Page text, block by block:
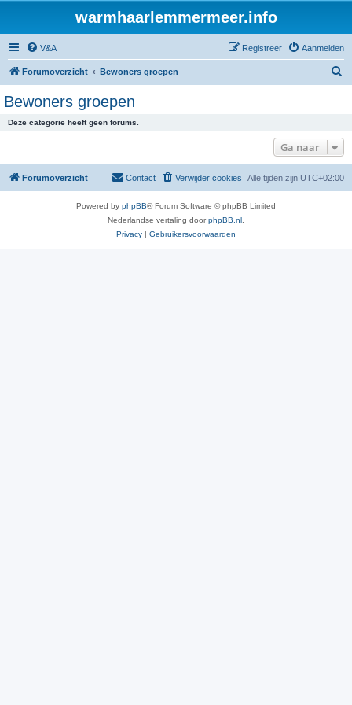
warmhaarlemmermeer.info
V&A Aanmelden
Registreer
Forumoverzicht Bewoners groepen
Bewoners groepen
Deze categorie heeft geen forums.
Ga naar
Forumoverzicht Alle tijden zijn UTC+02:00
Verwijder cookies
Contact
Powered by phpBB® Forum Software © phpBB Limited
Nederlandse vertaling doorphpBB.nl
Privacy | Gebruikersvoorwaarden